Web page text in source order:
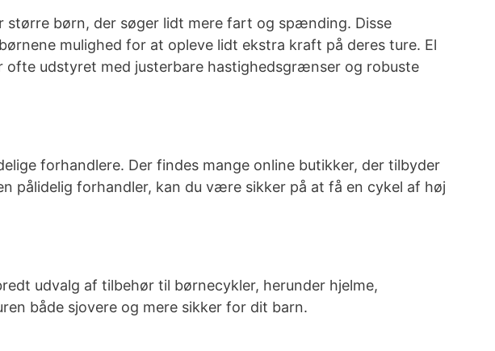
børn, der søger lidt mere fart og spænding. Disse
mulighed for at opleve lidt ekstra kraft på deres ture. El
ofte udstyret med justerbare hastighedsgrænser og robuste
forhandlere. Der findes mange online butikker, der tilbyder
pålidelig forhandler, kan du være sikker på at få en cykel af høj
udvalg af tilbehør til børnecykler, herunder hjelme,
både sjovere og mere sikker for dit barn.